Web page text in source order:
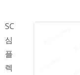
SC
심
플
렉